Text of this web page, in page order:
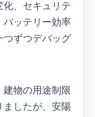
化、セキュリテ
バッテリー効率
つずつデバッグ
建物の用途制限
ましたが、安陽